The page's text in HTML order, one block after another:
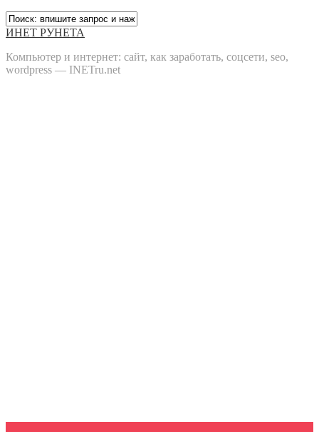
ИНЕТ РУНЕТА
Компьютер и интернет: сайт, как заработать, соцсети, seo,
wordpress — INETru.net